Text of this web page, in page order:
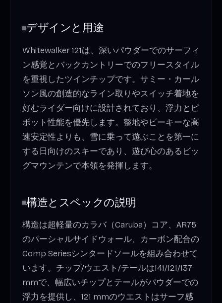
デザインと用途
Whitewalker 121は、深いパウダーでのサーフィ
ン感覚とバックカントリーでのフリースタイル
を重視したツインチップです。サミー・カール
ソン風の創造的なライン取りやスイッチ着地を
好むライダー向けに設計されており、浮力とピ
ボット性能を優先します。整地やピーキーな高
速安定性よりも、雪に乗って遊ぶことを第一に
する日向けのスキーであり、遊び心のあるビッ
グマウンテンで本領を発揮します。
構造とスペックの説明
構造は超軽量のカラバ（Caruba）コア、AR75
のパーシャルサイドウォール、カーボン配合の
Comp Seriesシンタードソールを組み合わせて
います。チップ/ウエスト/テールは141/121/137
mmで、幅広いチップとテールがパウダーでの
浮力を提供し、121 mmのウエストはサーフ感